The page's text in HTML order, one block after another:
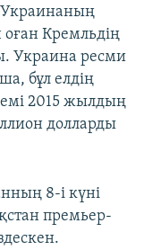
Украинаның
оған Кремльдің
Украина ресми
бұл елдің
2015 жылдың
долларды
8-і күні
премьер-